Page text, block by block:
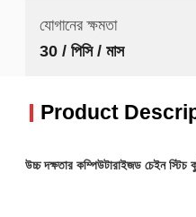
যোগানের ক্ষমতা
30 / পিসি / মাস
Product
উচ্চ দক্ষতার কম্পিউটারাইজড চেইন স্টিচ